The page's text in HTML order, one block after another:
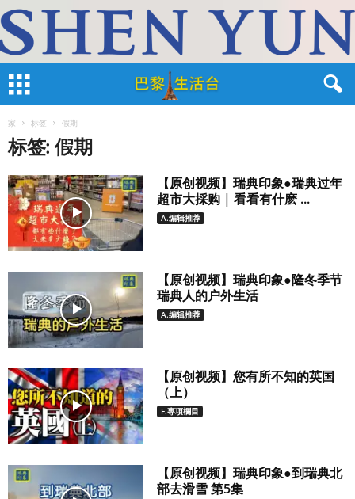
家 标签 假期
标签: 假期
【原创视频】瑞典印象●瑞典过年
超市大採购 | 看看有什麽 ...
A.编辑推荐
【原创视频】瑞典印象●隆冬季节
瑞典人的户外生活
A.编辑推荐
【原创视频】您有所不知的英国
（上）
F.專項欄目
【原创视频】瑞典印象●到瑞典北
部去滑雪 第5集